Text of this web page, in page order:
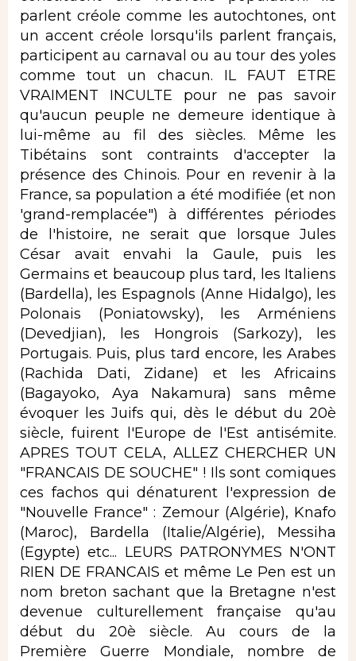
parlent créole comme les autochtones, ont
un accent créole lorsqu'ils parlent français,
participent au carnaval ou au tour des yoles
comme tout un chacun. IL FAUT ETRE
VRAIMENT INCULTE pour ne pas savoir
qu'aucun peuple ne demeure identique à
lui-même au fil des siècles. Même les
Tibétains sont contraints d'accepter la
présence des Chinois. Pour en revenir à la
France, sa population a été modifiée (et non
'grand-remplacée") à différentes périodes
de l'histoire, ne serait que lorsque Jules
César avait envahi la Gaule, puis les
Germains et beaucoup plus tard, les Italiens
(Bardella), les Espagnols (Anne Hidalgo), les
Polonais (Poniatowsky), les Arméniens
(Devedjian), les Hongrois (Sarkozy), les
Portugais. Puis, plus tard encore, les Arabes
(Rachida Dati, Zidane) et les Africains
(Bagayoko, Aya Nakamura) sans même
évoquer les Juifs qui, dès le début du 20è
siècle, fuirent l'Europe de l'Est antisémite.
APRES TOUT CELA, ALLEZ CHERCHER UN
"FRANCAIS DE SOUCHE" ! Ils sont comiques
ces fachos qui dénaturent l'expression de
"Nouvelle France" : Zemour (Algérie), Knafo
(Maroc), Bardella (Italie/Algérie), Messiha
(Egypte) etc... LEURS PATRONYMES N'ONT
RIEN DE FRANCAIS et même Le Pen est un
nom breton sachant que la Bretagne n'est
devenue culturellement française qu'au
début du 20è siècle. Au cours de la
Première Guerre Mondiale, nombre de